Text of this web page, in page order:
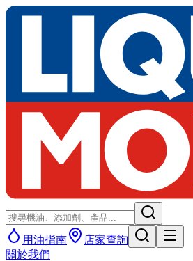
用油指南
店家查詢
關於我們